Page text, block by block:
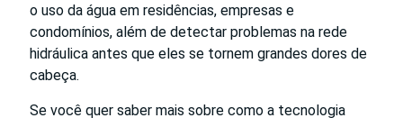
o uso da água em residências, empresas e
condomínios, além de detectar problemas na rede
hidráulica antes que eles se tornem grandes dores de
cabeça.
Se você quer saber mais sobre como a tecnologia